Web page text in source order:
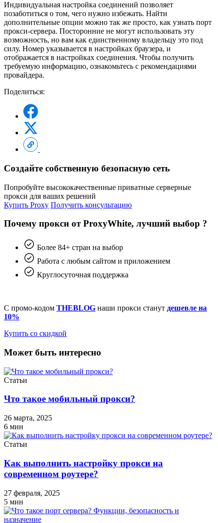
Индивидуальная настройка соединений позволяет
позаботиться о том, чего нужно избежать. Найти
дополнительные опции можно так же просто, как узнать порт
прокси-сервера. Посторонние не могут использовать эту
возможность, но вам как единственному владельцу это под
силу. Номер указывается в настройках браузера, и
отображается в настройках соединения. Чтобы получить
требуемую информацию, ознакомьтесь с рекомендациями
провайдера.
Поделиться:
Создайте собственную безопасную сеть
Попробуйте высококачественные приватные серверные
прокси для ваших решений
Купить Proxy Получить консультацию
Почему прокси от ProxyWhite, лучший выбор ?
Более 84+ стран на выбор
Работа с любым сайтом и приложением
Круглосуточная поддержка
С промо-кодом THEBLOG наши прокси станут дешевле на
10%
Купить со скидкой
Может быть интересно
Статьи
Что такое мобильный прокси?
26 марта, 2025
6 мин
Статьи
Как выполнить настройку прокси на
современном роутере?
27 февраля, 2025
5 мин